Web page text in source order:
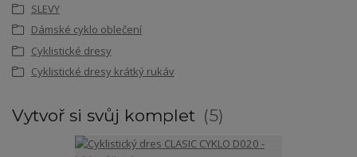
SLEVY
Dámské cyklo oblečení
Cyklistické dresy
Cyklistické dresy krátký rukáv
Vytvoř si svůj komplet 5